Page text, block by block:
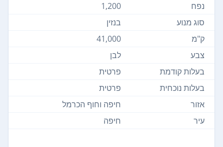
נפח
1,200
סוג מנוע
בנזין
ק"מ
41,000
צבע
לבן
בעלות קודמת
פרטית
בעלות נוכחית
פרטית
אזור
חיפה וחוף הכרמל
עיר
חיפה